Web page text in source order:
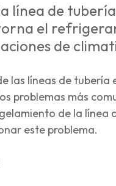
línea de
el
de
las líneas de tubería
problemas más
de la línea
este problema.